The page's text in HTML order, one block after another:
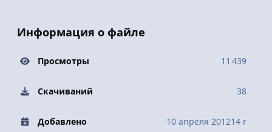
Информация о файле
Просмотры 11 439
Скачиваний 38
Добавлено 10 апреля 201214 г